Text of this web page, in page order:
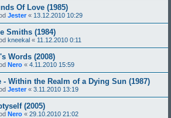
Of Love (1985)
Jester« 13.12.2010 10:29
Smiths (1984)
kneekal « 11.12.2010 0:11
Words (2008)
Nero « 4.11.2010 15:59
- Within the Realm of a Dying Sun (1987)
Jester« 3.11.2010 13:19
(2005)
Nero « 29.10.2010 21:02